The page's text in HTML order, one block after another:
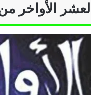
الأواخر